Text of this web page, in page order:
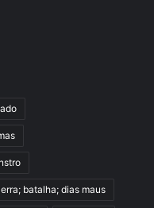
batalha; dias maus